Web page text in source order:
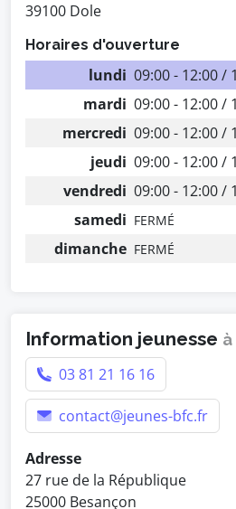
39100 Dole
Horaires d'ouverture
lundi 09:00 - 12:00 /
mardi 09:00 - 12:00 /
mercredi 09:00 - 12:00 /
jeudi 09:00 - 12:00 /
vendredi 09:00 - 12:00 /
samedi FERMÉ
dimanche FERMÉ
Information jeunesse
03 81 21 16 16
contact@jeunes-bfc.fr
Adresse
27 rue de la République
25000 Besançon